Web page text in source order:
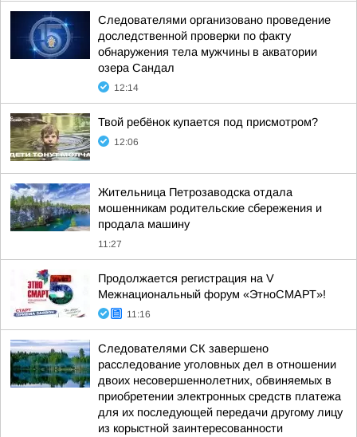
Следователями организовано проведение
доследственной проверки по факту
обнаружения тела мужчины в акватории
озера Сандал
12:14
Твой ребёнок купается под присмотром?
12:06
Жительница Петрозаводска отдала
мошенникам родительские сбережения и
продала машину
11:27
Продолжается регистрация на V
Межнациональный форум «ЭтноСМАРТ»!
11:16
Следователями СК завершено
расследование уголовных дел в отношении
двоих несовершеннолетних, обвиняемых в
приобретении электронных средств платежа
для их последующей передачи другому лицу
из корыстной заинтересованности